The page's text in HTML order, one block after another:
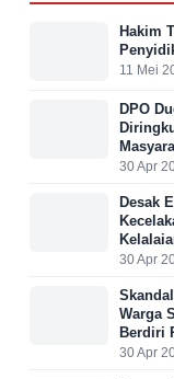
Hakim
11 Mei
DPO
30 Apr
Desak
30 Apr
Warga
Berdiri
30 Apr